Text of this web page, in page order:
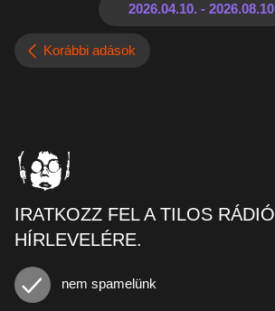
Korábbi adások
IRATKOZZ FEL A TILOS RÁDIÓ
HÍRLEVELÉRE.
nem spamelünk